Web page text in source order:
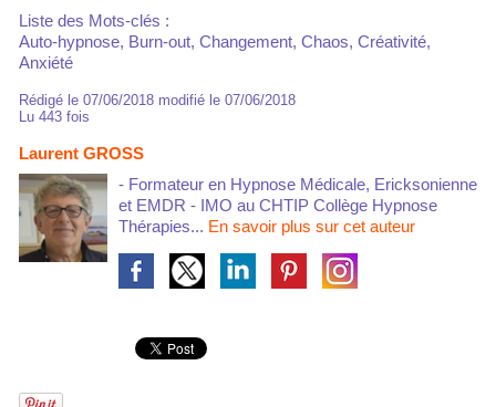
Liste des Mots-clés :
Auto-hypnose, Burn-out, Changement, Chaos, Créativité,
Anxiété
Rédigé le 07/06/2018 modifié le 07/06/2018
Lu 443 fois
Laurent GROSS
- Formateur en Hypnose Médicale, Ericksonienne
et EMDR - IMO au CHTIP Collège Hypnose
Thérapies... En savoir plus sur cet auteur